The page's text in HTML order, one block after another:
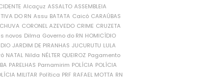
Alcaçuz ASSALTO ASSEMBLEIA
DO RN Assu BATATA Caicó CARAÚBAS
CORONEL AZEVEDO CRIME CRUZETA
novos Dilma Governo do RN HOMICÍDIO
JARDIM DE PIRANHAS JUCURUTU LULA
NATAL Nilda NÉLTER QUEIROZ Pagamento
PARELHAS Parnamirim POLÍCIA POLÍCIA
MILITAR Política PRF RAFAEL MOTTA RN